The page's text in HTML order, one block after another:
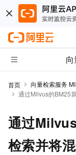
首页 向量检索服务
通过Milvus的BM25
通过
检索并将